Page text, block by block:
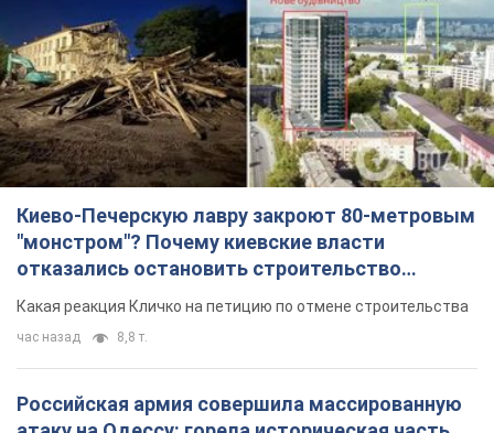
Киево-Печерскую лавру закроют 80-метровым
"монстром"? Почему киевские власти
отказались остановить строительство
небоскреба "московского верующего"
Какая реакция Кличко на петицию по отмене строительства
час назад 8,8 т.
Российская армия совершила массированную